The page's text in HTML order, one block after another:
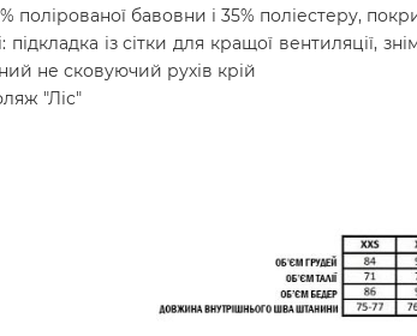
полірованої бавовни і 35% поліестеру,
підкладка із сітки для кращої вентиляції,
не сковуючий рухів крій
"Ліс"